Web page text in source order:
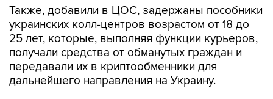
Также, добавили в ЦОС, задержаны пособники
украинских колл-центров возрастом от 18 до
25 лет, которые, выполняя функции курьеров,
получали средства от обманутых граждан и
передавали их в криптообменники для
дальнейшего направления на Украину.